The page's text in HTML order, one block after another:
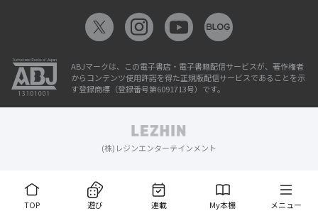
TOP 遊び 連載 My本棚 メニュー
ABJマークは、この電子書店・電子書籍配信サービスが、著作権者
からコンテンツ使用許諾を得た正規版配信サービスであることを示
す登録商標（登録番号第6091713号）です。
(株)レジンエンターテインメント